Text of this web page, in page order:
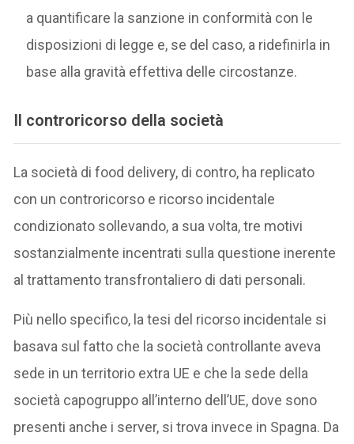
a quantificare la sanzione in conformità con le
disposizioni di legge e, se del caso, a ridefinirla in
base alla gravità effettiva delle circostanze.
Il controricorso della società
La società di food delivery, di contro, ha replicato
con un controricorso e ricorso incidentale
condizionato sollevando, a sua volta, tre motivi
sostanzialmente incentrati sulla questione inerente
al trattamento transfrontaliero di dati personali.
Più nello specifico, la tesi del ricorso incidentale si
basava sul fatto che la società controllante aveva
sede in un territorio extra UE e che la sede della
società capogruppo all’interno dell’UE, dove sono
presenti anche i server, si trova invece in Spagna. Da